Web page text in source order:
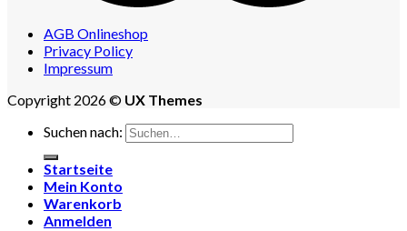
AGB Onlineshop
Privacy Policy
Impressum
Copyright 2026 © UX Themes
Suchen nach:
Startseite
Mein Konto
Warenkorb
Anmelden